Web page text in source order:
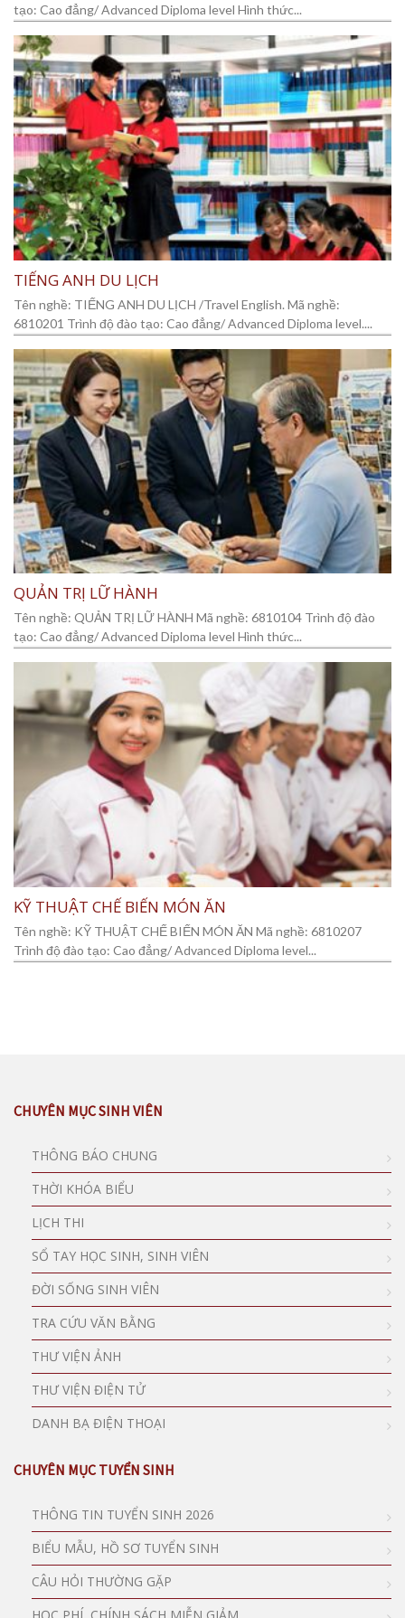
tạo: Cao đẳng/ Advanced Diploma level Hình thức...
TIẾNG ANH DU LỊCH
Tên nghề: TIẾNG ANH DU LỊCH /Travel English. Mã nghề:
6810201 Trình độ đào tạo: Cao đẳng/ Advanced Diploma level....
QUẢN TRỊ LỮ HÀNH
Tên nghề: QUẢN TRỊ LỮ HÀNH Mã nghề: 6810104 Trình độ đào
tạo: Cao đẳng/ Advanced Diploma level Hình thức...
KỸ THUẬT CHẾ BIẾN MÓN ĂN
Tên nghề: KỸ THUẬT CHẾ BIẾN MÓN ĂN Mã nghề: 6810207
Trình độ đào tạo: Cao đẳng/ Advanced Diploma level...
CHUYÊN MỤC SINH VIÊN
THÔNG BÁO CHUNG
THỜI KHÓA BIỂU
LỊCH THI
SỔ TAY HỌC SINH, SINH VIÊN
ĐỜI SỐNG SINH VIÊN
TRA CỨU VĂN BẰNG
THƯ VIỆN ẢNH
THƯ VIỆN ĐIỆN TỬ
DANH BẠ ĐIỆN THOẠI
CHUYÊN MỤC TUYỂN SINH
THÔNG TIN TUYỂN SINH 2026
BIỂU MẪU, HỒ SƠ TUYỂN SINH
CÂU HỎI THƯỜNG GẶP